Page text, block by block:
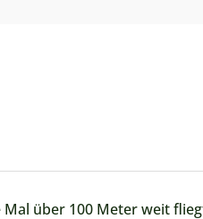
über 100 Meter weit